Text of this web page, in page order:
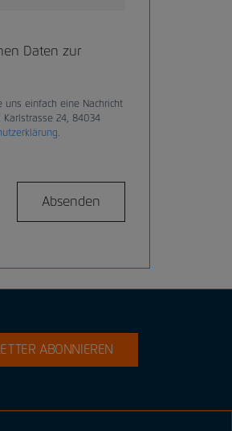
Daten zur
uns einfach eine Nachricht
Karlstrasse 24, 84034
.
Absenden
ABONNIEREN